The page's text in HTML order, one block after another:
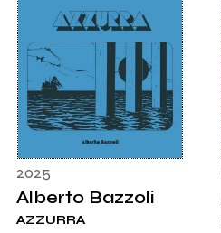
2025
Alberto Bazzoli
AZZURRA